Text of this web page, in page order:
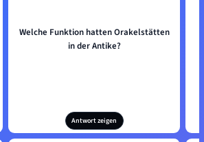
Welche Funktion hatten Orakelstätten
in der Antike?
Antwort zeigen